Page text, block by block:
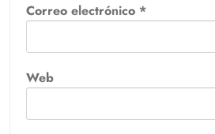
Correo electrónico *
Web